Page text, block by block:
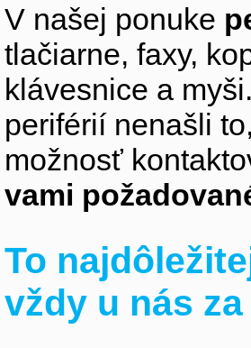
V našej ponuke
tlačiarne, faxy,
klávesnice a
periférií nenašli
možnosť
vami
To
vždy u nás